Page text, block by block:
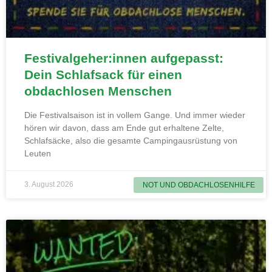
NOT UND OBDACHLOSENHILFE
Festivalgeher:innen aufgepasst:
Dein Schlafsack für einen
obdachlosen Menschen
Die Festivalsaison ist in vollem Gange. Und immer wieder
hören wir davon, dass am Ende gut erhaltene Zelte,
Schlafsäcke, also die gesamte Campingausrüstung von
Leuten
3. August 2026